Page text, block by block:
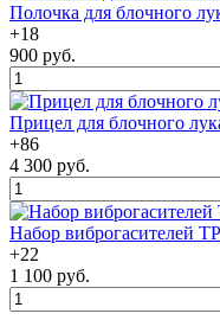
Полочка для блочного
+18
900 руб.
Прицел для блочного
+86
4 300 руб.
Набор виброгасителей
+22
1 100 руб.